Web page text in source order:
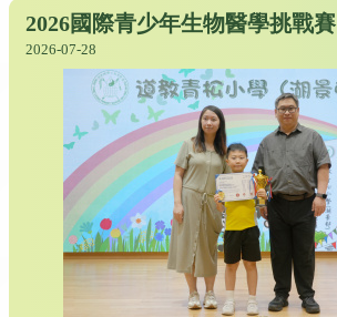
2026國際青少年生物醫學挑戰賽
2026-07-28